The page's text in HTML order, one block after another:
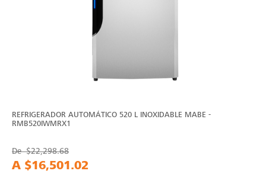
REFRIGERADOR AUTOMÁTICO 520 L INOXIDABLE MABE -
RMB520IWMRX1
De$22,298.68
A $16,501.02